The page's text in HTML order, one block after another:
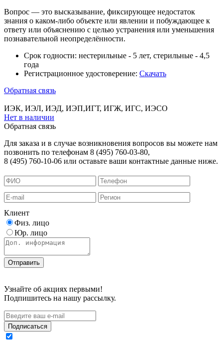
Вопрос — это высказывание, фиксирующее недостаток
знания о каком-либо объекте или явлении и побуждающее к
ответу или объяснению с целью устранения или уменьшения
познавательной неопределённости.
Срок годности: нестерильные - 5 лет, стерильные - 4,5
года
Регистрационное удостоверение: Скачать
Обратная связь
ИЭК, ИЭЛ, ИЭД, ИЭП,ИГТ, ИГЖ, ИГС, ИЭСО
Нет в наличии
Обратная связь
Для заказа и в случае возникновения вопросов вы можете нам
позвонить по телефонам 8 (495) 760-03-80,
8 (495) 760-10-06 или оставьте ваши контактные данные ниже.
Клиент
Физ. лицо
Юр. лицо
Узнайте об акциях первыми!
Подпишитесь на нашу рассылку.
Подписаться